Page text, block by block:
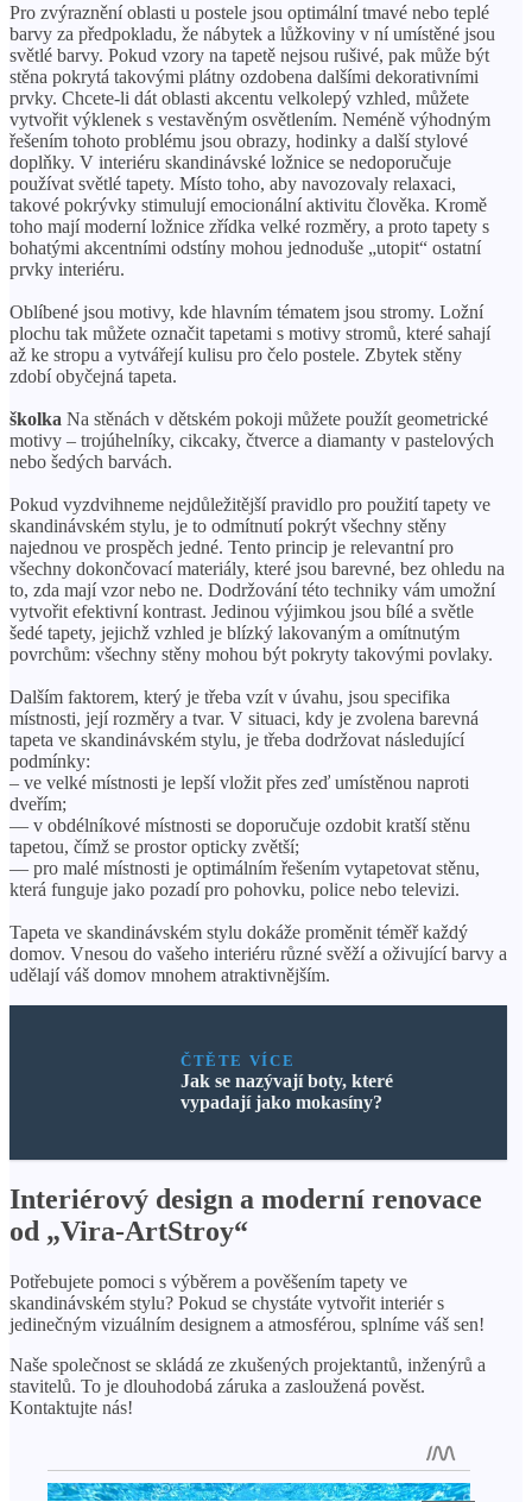
Pro zvýraznění oblasti u postele jsou optimální tmavé nebo teplé
barvy za předpokladu, že nábytek a lůžkoviny v ní umístěné jsou
světlé barvy. Pokud vzory na tapetě nejsou rušivé, pak může být
stěna pokrytá takovými plátny ozdobena dalšími dekorativními
prvky. Chcete-li dát oblasti akcentu velkolepý vzhled, můžete
vytvořit výklenek s vestavěným osvětlením. Neméně výhodným
řešením tohoto problému jsou obrazy, hodinky a další stylové
doplňky. V interiéru skandinávské ložnice se nedoporučuje
používat světlé tapety. Místo toho, aby navozovaly relaxaci,
takové pokrývky stimulují emocionální aktivitu člověka. Kromě
toho mají moderní ložnice zřídka velké rozměry, a proto tapety s
bohatými akcentními odstíny mohou jednoduše „utopit“ ostatní
prvky interiéru.
Oblíbené jsou motivy, kde hlavním tématem jsou stromy. Ložní
plochu tak můžete označit tapetami s motivy stromů, které sahají
až ke stropu a vytvářejí kulisu pro čelo postele. Zbytek stěny
zdobí obyčejná tapeta.
školka Na stěnách v dětském pokoji můžete použít geometrické
motivy – trojúhelníky, cikcaky, čtverce a diamanty v pastelových
nebo šedých barvách.
Pokud vyzdvihneme nejdůležitější pravidlo pro použití tapety ve
skandinávském stylu, je to odmítnutí pokrýt všechny stěny
najednou ve prospěch jedné. Tento princip je relevantní pro
všechny dokončovací materiály, které jsou barevné, bez ohledu na
to, zda mají vzor nebo ne. Dodržování této techniky vám umožní
vytvořit efektivní kontrast. Jedinou výjimkou jsou bílé a světle
šedé tapety, jejichž vzhled je blízký lakovaným a omítnutým
povrchům: všechny stěny mohou být pokryty takovými povlaky.
Dalším faktorem, který je třeba vzít v úvahu, jsou specifika
místnosti, její rozměry a tvar. V situaci, kdy je zvolena barevná
tapeta ve skandinávském stylu, je třeba dodržovat následující
podmínky:
– ve velké místnosti je lepší vložit přes zeď umístěnou naproti
dveřím;
— v obdélníkové místnosti se doporučuje ozdobit kratší stěnu
tapetou, čímž se prostor opticky zvětší;
— pro malé místnosti je optimálním řešením vytapetovat stěnu,
která funguje jako pozadí pro pohovku, police nebo televizi.
Tapeta ve skandinávském stylu dokáže proměnit téměř každý
domov. Vnesou do vašeho interiéru různé svěží a oživující barvy a
udělají váš domov mnohem atraktivnějším.
ČTĚTE VÍCE
Jak se nazývají boty, které
vypadají jako mokasíny?
Interiérový design a moderní renovace
od „Vira-ArtStroy“
Potřebujete pomoci s výběrem a pověšením tapety ve
skandinávském stylu? Pokud se chystáte vytvořit interiér s
jedinečným vizuálním designem a atmosférou, splníme váš sen!
Naše společnost se skládá ze zkušených projektantů, inženýrů a
stavitelů. To je dlouhodobá záruka a zasloužená pověst.
Kontaktujte nás!